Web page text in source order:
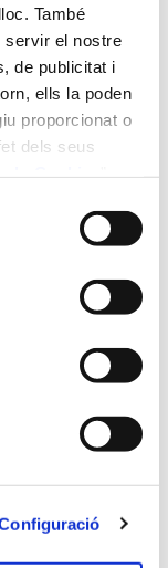
També
servir el nostre
de publicitat i
ells la poden
proporcionat o
dels seus
h